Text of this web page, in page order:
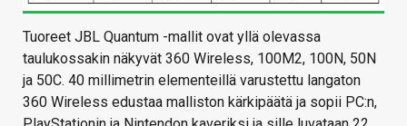
Tuoreet JBL Quantum -mallit ovat yllä olevassa
taulukossakin näkyvät 360 Wireless, 100M2, 100N, 50N
ja 50C. 40 millimetrin elementeillä varustettu langaton
360 Wireless edustaa malliston kärkipäätä ja sopii PC:n,